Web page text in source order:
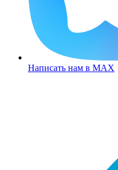
Написать нам в MAX